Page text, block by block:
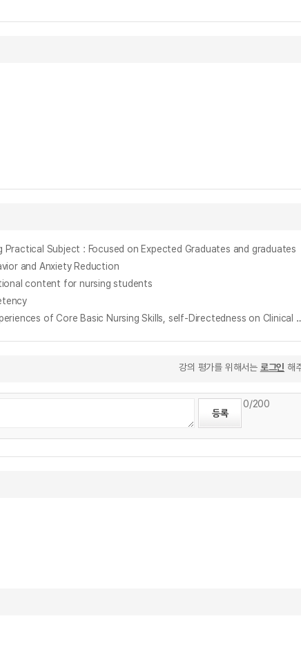
Practical Subject : Focused on Expected Graduates and graduates
and Anxiety Reduction
content for nursing students
간호학생의 임상실습 교육환경, 핵심기본간호술 경험, 자기주도성이 임상실습 만족도에 미치는 영
강의 평가를 위해서는 로그인 해
0/200